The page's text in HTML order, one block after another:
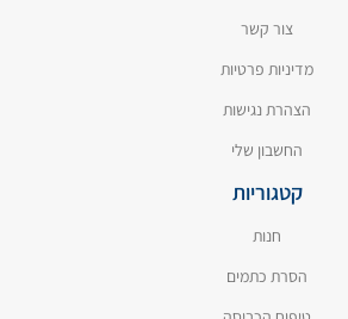
צור קשר
מדיניות פרטיות
הצהרת נגישות
החשבון שלי
קטגוריות
חנות
הסרת כתמים